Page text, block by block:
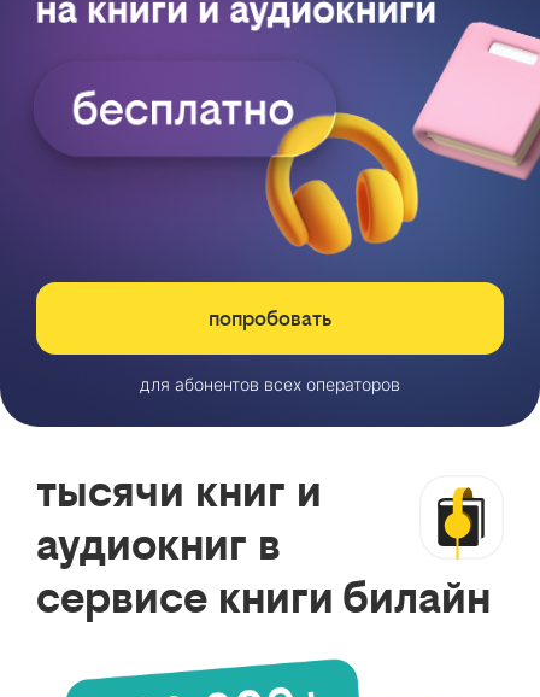
попробовать
для абонентов всех операторов
тысячи книг и
аудиокниг в
сервисе книги билайн